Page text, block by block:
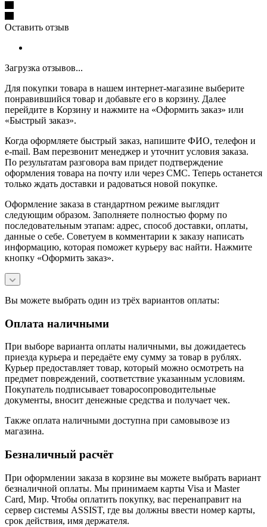
Оставить отзыв
Загрузка отзывов...
Для покупки товара в нашем интернет-магазине выберите
понравившийся товар и добавьте его в корзину. Далее
перейдите в Корзину и нажмите на «Оформить заказ» или
«Быстрый заказ».
Когда оформляете быстрый заказ, напишите ФИО, телефон и
e-mail. Вам перезвонит менеджер и уточнит условия заказа.
По результатам разговора вам придет подтверждение
оформления товара на почту или через СМС. Теперь останется
только ждать доставки и радоваться новой покупке.
Оформление заказа в стандартном режиме выглядит
следующим образом. Заполняете полностью форму по
последовательным этапам: адрес, способ доставки, оплаты,
данные о себе. Советуем в комментарии к заказу написать
информацию, которая поможет курьеру вас найти. Нажмите
кнопку «Оформить заказ».
Вы можете выбрать один из трёх вариантов оплаты:
Оплата наличными
При выборе варианта оплаты наличными, вы дожидаетесь
приезда курьера и передаёте ему сумму за товар в рублях.
Курьер предоставляет товар, который можно осмотреть на
предмет повреждений, соответствие указанным условиям.
Покупатель подписывает товаросопроводительные
документы, вносит денежные средства и получает чек.
Также оплата наличными доступна при самовывозе из
магазина.
Безналичный расчёт
При оформлении заказа в корзине вы можете выбрать вариант
безналичной оплаты. Мы принимаем карты Visa и Master
Card, Мир. Чтобы оплатить покупку, вас перенаправит на
сервер системы ASSIST, где вы должны ввести номер карты,
срок действия, имя держателя.